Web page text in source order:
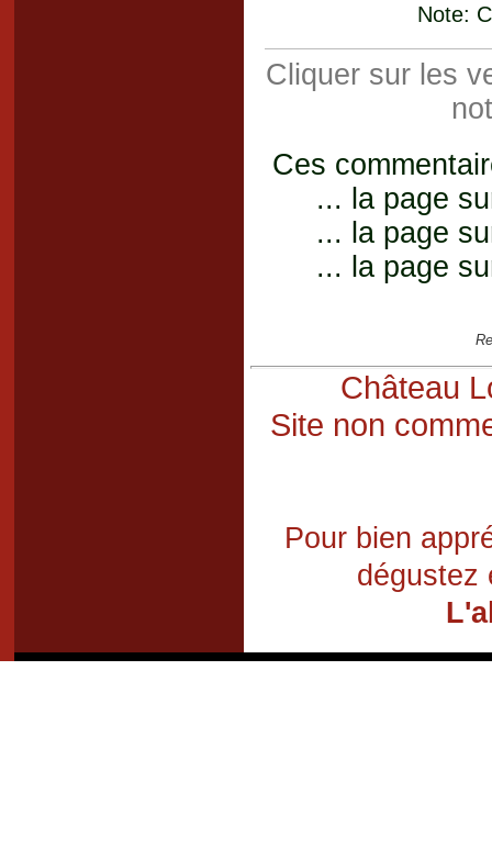
Note:
Cliquer sur les
Ces
... la page
... la page
... la page
Château
Site non
Pour bien
dégustez